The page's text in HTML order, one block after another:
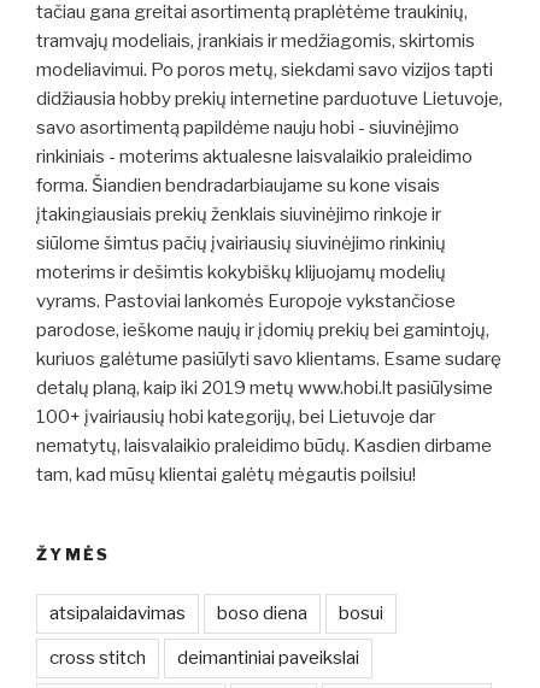
tačiau gana greitai asortimentą praplėtėme traukinių,
tramvajų modeliais, įrankiais ir medžiagomis, skirtomis
modeliavimui. Po poros metų, siekdami savo vizijos tapti
didžiausia hobby prekių internetine parduotuve Lietuvoje,
savo asortimentą papildėme nauju hobi - siuvinėjimo
rinkiniais - moterims aktualesne laisvalaikio praleidimo
forma. Šiandien bendradarbiaujame su kone visais
įtakingiausiais prekių ženklais siuvinėjimo rinkoje ir
siūlome šimtus pačių įvairiausių siuvinėjimo rinkinių
moterims ir dešimtis kokybiškų klijuojamų modelių
vyrams. Pastoviai lankomės Europoje vykstančiose
parodose, ieškome naujų ir įdomių prekių bei gamintojų,
kuriuos galėtume pasiūlyti savo klientams. Esame sudarę
detalų planą, kaip iki 2019 metų www.hobi.lt pasiūlysime
100+ įvairiausių hobi kategorijų, bei Lietuvoje dar
nematytų, laisvalaikio praleidimo būdų. Kasdien dirbame
tam, kad mūsų klientai galėtų mėgautis poilsiu!
ŽYMĖS
atsipalaidavimas boso diena bosui
cross stitch deimantiniai paveikslai